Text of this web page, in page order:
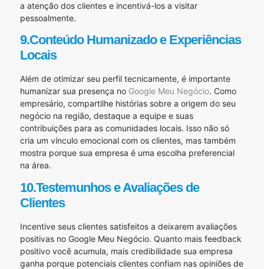
a atenção dos clientes e incentivá-los a visitar
pessoalmente.
9.Conteúdo Humanizado e Experiências
Locais
Além de otimizar seu perfil tecnicamente, é importante
humanizar sua presença no Google Meu Negócio. Como
empresário, compartilhe histórias sobre a origem do seu
negócio na região, destaque a equipe e suas
contribuições para as comunidades locais. Isso não só
cria um vínculo emocional com os clientes, mas também
mostra porque sua empresa é uma escolha preferencial
na área.
10.Testemunhos e Avaliações de
Clientes
Incentive seus clientes satisfeitos a deixarem avaliações
positivas no Google Meu Negócio. Quanto mais feedback
positivo você acumula, mais credibilidade sua empresa
ganha porque potenciais clientes confiam nas opiniões de